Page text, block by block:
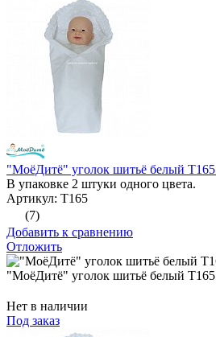
"МоёДитё" уголок шитьё белый
В упаковке 2 штуки одного цвета.
Артикул: Т165
(7)
Добавить к сравнению
Отложить
"МоёДитё" уголок шитьё белый
Нет в наличии
Под заказ